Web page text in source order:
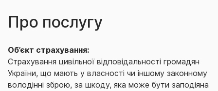
Про послугу
Об’єкт страхування:
Страхування цивільної відповідальності громадян
України, що мають у власності чи іншому законному
володінні зброю, за шкоду, яка може бути заподіяна